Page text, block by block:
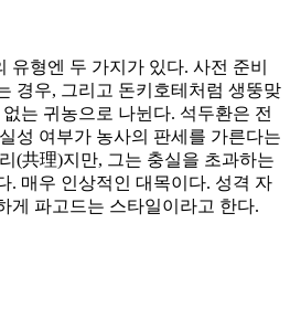
유형엔 두 가지가 있다. 사전 준비
경우, 그리고 돈키호테처럼 생뚱맞
는 귀농으로 나뉜다. 석두환은 전
성 여부가 농사의 판세를 가른다는
(共理)지만, 그는 충실을 초과하는
. 매우 인상적인 대목이다. 성격 자
게 파고드는 스타일이라고 한다.